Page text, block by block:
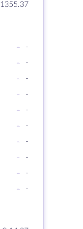
-
-
-
-
-
-
-
-
-
-
-
-
-
-
-
-
-
-
- -